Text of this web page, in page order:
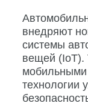
внедряют
системы
вещей (IoT).
технологии